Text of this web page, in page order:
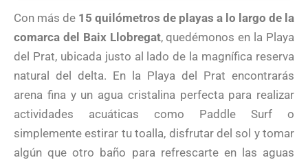
Con más de 15 quilómetros de playas a lo largo de la
comarca del Baix Llobregat, quedémonos en la Playa
del Prat, ubicada justo al lado de la magnífica reserva
natural del delta. En la Playa del Prat encontrarás
arena fina y un agua cristalina perfecta para realizar
actividades acuáticas como Paddle Surf o
simplemente estirar tu toalla, disfrutar del sol y tomar
algún que otro baño para refrescarte en las aguas